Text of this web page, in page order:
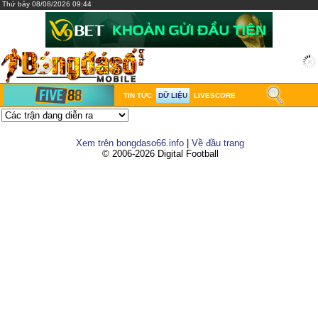
Thứ bảy 08/08/2026 09:44
TIN TỨC DỮ LIỆU LIVESCORE
Xem trên bongdaso66.info
Về đầu trang
© 2006-2026 Digital Football